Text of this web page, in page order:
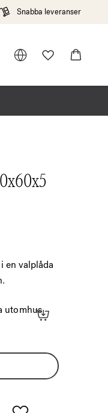
Snabba leveranser
en valplåda
utomhus